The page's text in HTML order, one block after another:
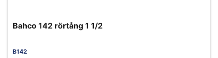
Bahco 142 rörtång 1 1/2
B142